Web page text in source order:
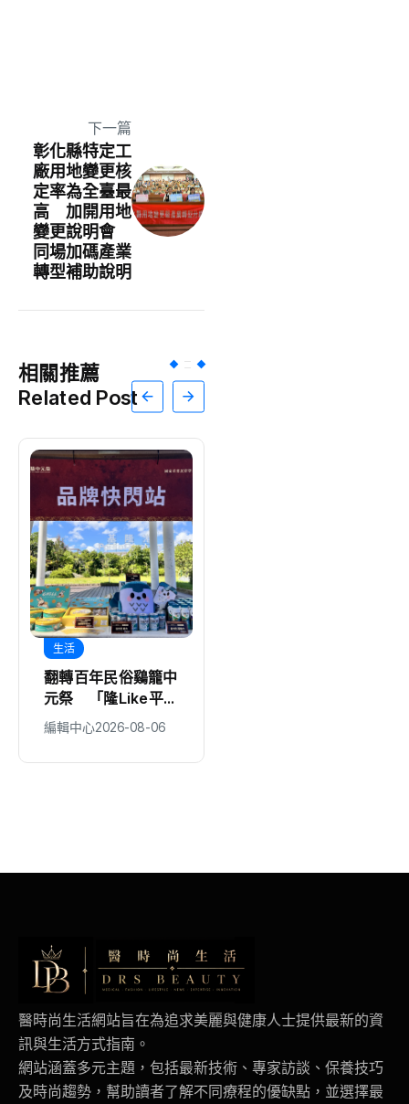
下一篇
彰化縣特定工
廠用地變更核
定率為全臺最
高 加開用地
變更說明會
同場加碼產業
轉型補助說明
相關推薦
Related Post
生活
翻轉百年民俗鷄籠中
元祭 「隆Like平
安」快閃站 8/26 登
場
編輯中心2026-08-06
醫時尚生活網站旨在為追求美麗與健康人士提供最新的資
訊與生活方式指南。
網站涵蓋多元主題，包括最新技術、專家訪談、保養技巧
及時尚趨勢，幫助讀者了解不同療程的優缺點，並選擇最